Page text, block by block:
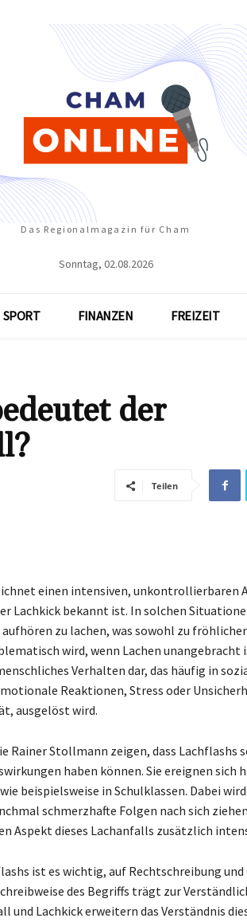
Das Regionalmagazin für Cham
Sonntag, 02.08.2026
SPORT FINANZEN FREIZEIT
der
Teilen
einen intensiven, unkontrollierbaren
Lachkick bekannt ist. In solchen
zu lachen, was sowohl zu
wird, wenn Lachen unangebracht
Verhalten dar, das häufig in
Reaktionen, Stress oder
ausgelöst wird.
Rainer Stollmann zeigen, dass Lachflashs
haben können. Sie ereignen sich
beispielsweise in Schulklassen. Dabei
schmerzhafte Folgen nach sich
Aspekt dieses Lachanfalls zusätzlich
ist es wichtig, auf Rechtschreibung
des Begriffs trägt zur
und Lachkick erweitern das Verständnis